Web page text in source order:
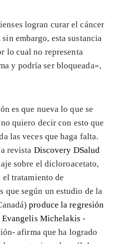
logran curar el cáncer
sin embargo, esta sustancia
lo cual no representa
y podría ser bloqueada»,
es que nueva lo que se
quiero decir con esto que
las veces que haga falta.
revista Discovery DSalud
sobre el dicloroacetato,
tratamiento de
que según un estudio de la
produce la regresión
Evangelis Michelakis -
afirma que ha logrado